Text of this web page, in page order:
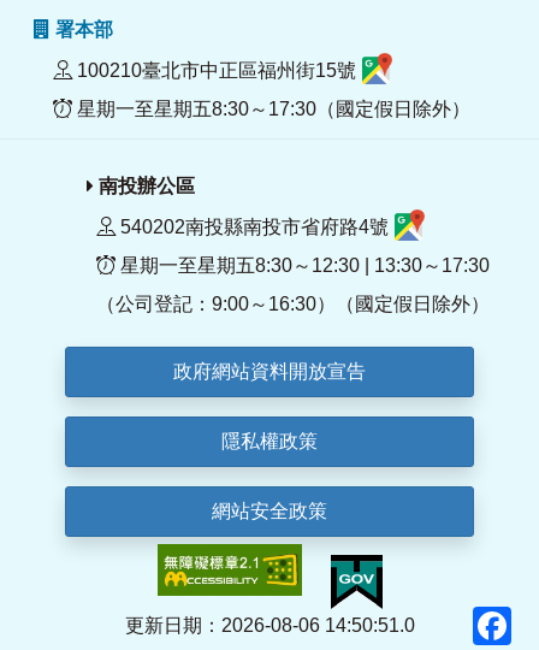
署本部
100210臺北市中正區福州街15號
星期一至星期五8:30～17:30（國定假日除外）
南投辦公區
540202南投縣南投市省府路4號
星期一至星期五8:30～12:30 | 13:30～17:30
（公司登記：9:00～16:30）（國定假日除外）
政府網站資料開放宣告
隱私權政策
網站安全政策
更新日期：2026-08-06 14:50:51.0